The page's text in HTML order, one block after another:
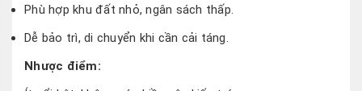
Phù hợp khu đất nhỏ, ngân sách thấp.
Dễ bảo trì, di chuyển khi cần cải táng.
Nhược điểm: